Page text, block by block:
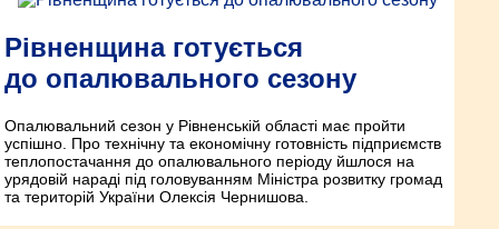
Рівненщина готується
до опалювального сезону
Опалювальний сезон у Рівненській області має пройти
успішно. Про технічну та економічну готовність підприємств
теплопостачання до опалювального періоду йшлося на
урядовій нараді під головуванням Міністра розвитку громад
та територій України Олексія Чернишова.